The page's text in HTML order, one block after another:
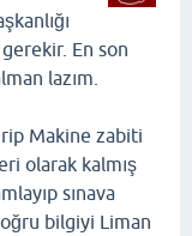
En son
lazım.
Makine zabiti
olarak kalmış
sınava
bilgiyi Liman